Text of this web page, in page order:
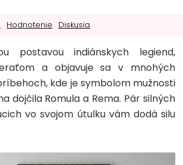
Hodnotenie Diskusia
postavou indiánskych legiend,
a objavuje sa v mnohých
kde je symbolom mužnosti
dojčila Romula a Rema. Pár silných
vo svojom útulku vám dodá silu